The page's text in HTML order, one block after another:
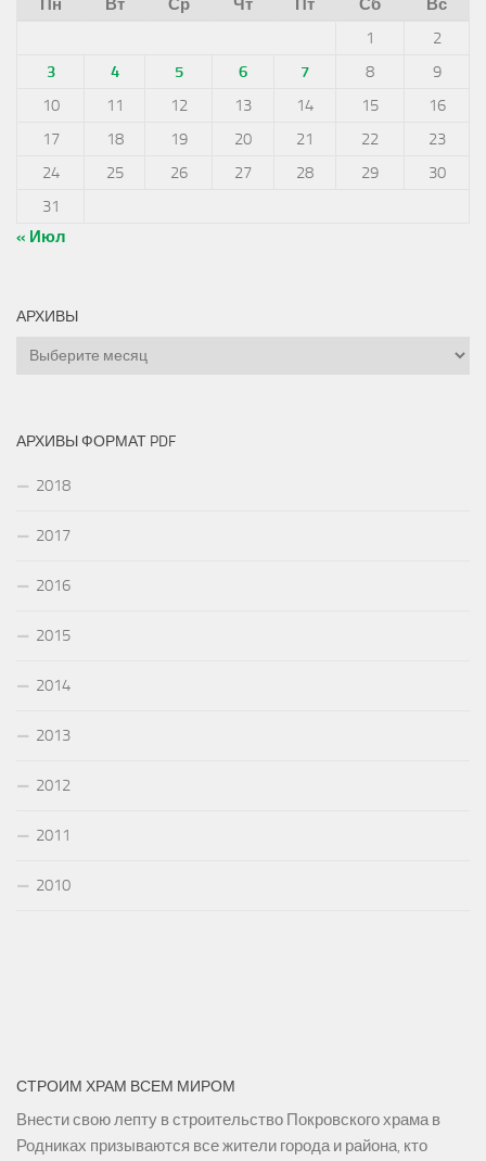
Пн
Вт Ср Чт Пт Сб
Вс
1
2
3
4 5 6 7 8
9
10
11 12 13 14 15
16
17
18 19 20 21 22
23
24
25 26 27 28 29
30
31
« Июл
АРХИВЫ
Архивы
АРХИВЫ ФОРМАТ PDF
2018
2017
2016
2015
2014
2013
2012
2011
2010
СТРОИМ ХРАМ ВСЕМ МИРОМ
Внести свою лепту в строительство Покровского храма в
Родниках призываются все жители города и района, кто